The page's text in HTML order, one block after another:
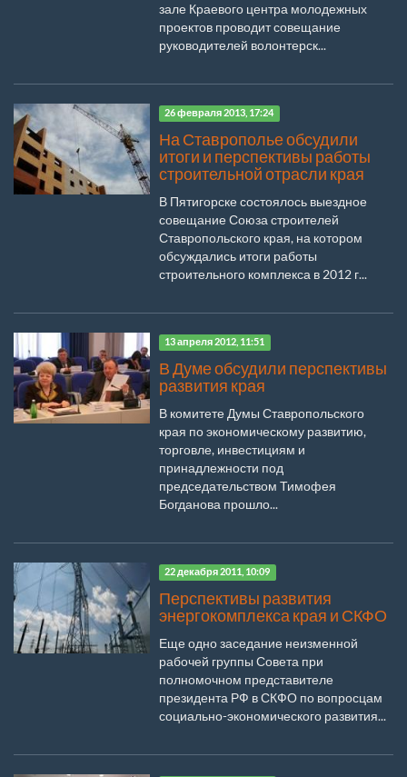
зале Краевого центра молодежных
проектов проводит совещание
руководителей волонтерск...
26 февраля 2013, 17:24
На Ставрополье обсудили
итоги и перспективы работы
строительной отрасли края
В Пятигорске состоялось выездное
совещание Союза строителей
Ставропольского края, на котором
обсуждались итоги работы
строительного комплекса в 2012 г...
13 апреля 2012, 11:51
В Думе обсудили перспективы
развития края
В комитете Думы Ставропольского
края по экономическому развитию,
торговле, инвестициям и
принадлежности под
председательством Тимофея
Богданова прошло...
22 декабря 2011, 10:09
Перспективы развития
энергокомплекса края и СКФО
Еще одно заседание неизменной
рабочей группы Совета при
полномочном представителе
президента РФ в СКФО по вопросцам
социально-экономического развития...